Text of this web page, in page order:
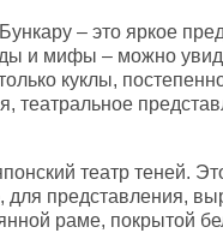
– это яркое
и мифы – можно
куклы,
театр теней.
представления,
раме, покрытой